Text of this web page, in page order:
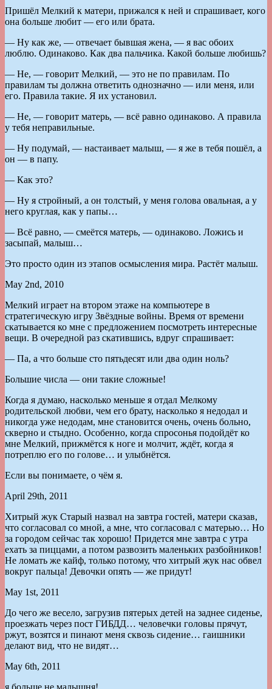
Пришёл Мелкий к матери, прижался к ней и спрашивает, кого
она больше любит — его или брата.
— Ну как же, — отвечает бывшая жена, — я вас обоих
люблю. Одинаково. Как два пальчика. Какой больше любишь?
— Не, — говорит Мелкий, — это не по правилам. По
правилам ты должна ответить однозначно — или меня, или
его. Правила такие. Я их установил.
— Не, — говорит матерь, — всё равно одинаково. А правила
у тебя неправильные.
— Ну подумай, — настаивает малыш, — я же в тебя пошёл, а
он — в папу.
— Как это?
— Ну я стройный, а он толстый, у меня голова овальная, а у
него круглая, как у папы…
— Всё равно, — смеётся матерь, — одинаково. Ложись и
засыпай, малыш…
Это просто один из этапов осмысления мира. Растёт малыш.
May 2nd, 2010
Мелкий играет на втором этаже на компьютере в
стратегическую игру Звёздные войны. Время от времени
скатывается ко мне с предложением посмотреть интересные
вещи. В очередной раз скатившись, вдруг спрашивает:
— Па, а что больше сто пятьдесят или два один ноль?
Большие числа — они такие сложные!
Когда я думаю, насколько меньше я отдал Мелкому
родительской любви, чем его брату, насколько я недодал и
никогда уже недодам, мне становится очень, очень больно,
скверно и стыдно. Особенно, когда спросонья подойдёт ко
мне Мелкий, прижмётся к ноге и молчит, ждёт, когда я
потреплю его по голове… и улыбнётся.
Если вы понимаете, о чём я.
April 29th, 2011
Хитрый жук Старый назвал на завтра гостей, матери сказав,
что согласовал со мной, а мне, что согласовал с матерью… Но
за городом сейчас так хорошо! Придется мне завтра с утра
ехать за пиццами, а потом развозить маленьких разбойников!
Не ломать же кайф, только потому, что хитрый жук нас обвел
вокруг пальца! Девочки опять — же придут!
May 1st, 2011
До чего же весело, загрузив пятерых детей на заднее сиденье,
проезжать через пост ГИБДД… человечки головы прячут,
ржут, возятся и пинают меня сквозь сидение… гаишники
делают вид, что не видят…
May 6th, 2011
я больше не малышня!